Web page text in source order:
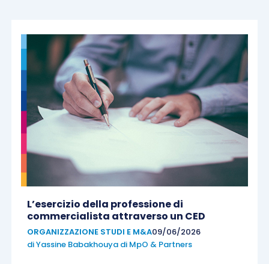
L’esercizio della professione di
commercialista attraverso un CED
ORGANIZZAZIONE STUDI E M&A09/06/2026
diYassine Babakhouya di MpO & Partners